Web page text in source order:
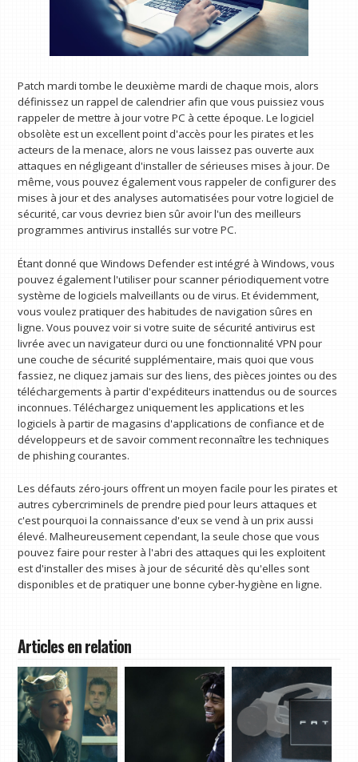
Patch mardi tombe le deuxième mardi de chaque mois, alors
définissez un rappel de calendrier afin que vous puissiez vous
rappeler de mettre à jour votre PC à cette époque. Le logiciel
obsolète est un excellent point d'accès pour les pirates et les
acteurs de la menace, alors ne vous laissez pas ouverte aux
attaques en négligeant d'installer de sérieuses mises à jour. De
même, vous pouvez également vous rappeler de configurer des
mises à jour et des analyses automatisées pour votre logiciel de
sécurité, car vous devriez bien sûr avoir l'un des meilleurs
programmes antivirus installés sur votre PC.
Étant donné que Windows Defender est intégré à Windows, vous
pouvez également l'utiliser pour scanner périodiquement votre
système de logiciels malveillants ou de virus. Et évidemment,
vous voulez pratiquer des habitudes de navigation sûres en
ligne. Vous pouvez voir si votre suite de sécurité antivirus est
livrée avec un navigateur durci ou une fonctionnalité VPN pour
une couche de sécurité supplémentaire, mais quoi que vous
fassiez, ne cliquez jamais sur des liens, des pièces jointes ou des
téléchargements à partir d'expéditeurs inattendus ou de sources
inconnues. Téléchargez uniquement les applications et les
logiciels à partir de magasins d'applications de confiance et de
développeurs et de savoir comment reconnaître les techniques
de phishing courantes.
Les défauts zéro-jours offrent un moyen facile pour les pirates et
autres cybercriminels de prendre pied pour leurs attaques et
c'est pourquoi la connaissance d'eux se vend à un prix aussi
élevé. Malheureusement cependant, la seule chose que vous
pouvez faire pour rester à l'abri des attaques qui les exploitent
est d'installer des mises à jour de sécurité dès qu'elles sont
disponibles et de pratiquer une bonne cyber-hygiène en ligne.
Articles en relation